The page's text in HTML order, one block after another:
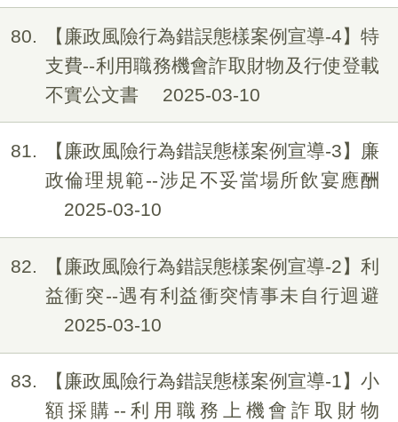
80
【廉政風險行為錯誤態樣案例宣導-4】特
支費--利用職務機會詐取財物及行使登載
不實公文書
2025-03-10
81
【廉政風險行為錯誤態樣案例宣導-3】廉
政倫理規範--涉足不妥當場所飲宴應酬
2025-03-10
82
【廉政風險行為錯誤態樣案例宣導-2】利
益衝突--遇有利益衝突情事未自行迴避
2025-03-10
83
【廉政風險行為錯誤態樣案例宣導-1】小
額採購--利用職務上機會詐取財物